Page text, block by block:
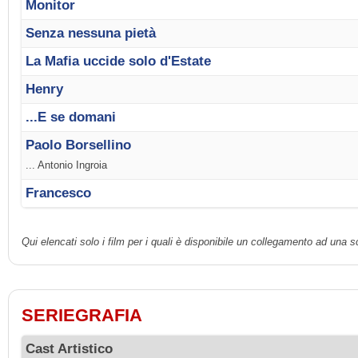
Monitor
Senza nessuna pietà
La Mafia uccide solo d'Estate
Henry
...E se domani
Paolo Borsellino
... Antonio Ingroia
Francesco
Qui elencati solo i film per i quali è disponibile un collegamento ad una
SERIEGRAFIA
Cast Artistico